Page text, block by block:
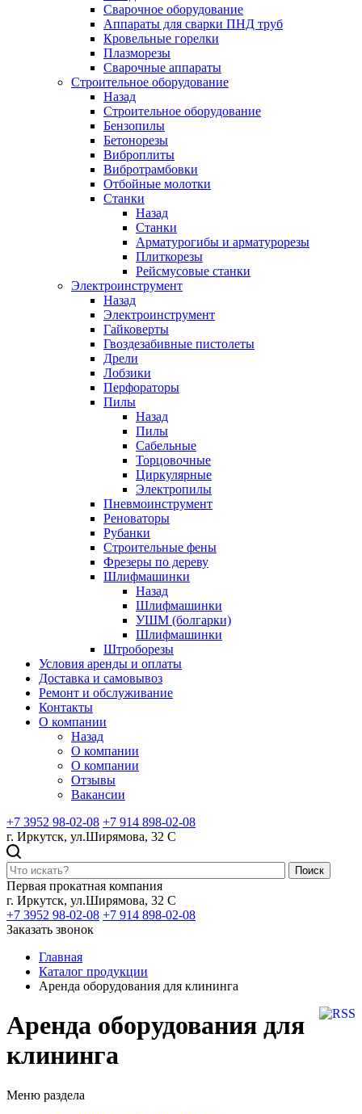
Сварочное оборудование
Аппараты для сварки ПНД труб
Кровельные горелки
Плазморезы
Сварочные аппараты
Строительное оборудование
Назад
Строительное оборудование
Бензопилы
Бетонорезы
Виброплиты
Вибротрамбовки
Отбойные молотки
Станки
Назад
Станки
Арматурогибы и арматурорезы
Плиткорезы
Рейсмусовые станки
Электроинструмент
Назад
Электроинструмент
Гайковерты
Гвоздезабивные пистолеты
Дрели
Лобзики
Перфораторы
Пилы
Назад
Пилы
Сабельные
Торцовочные
Циркулярные
Электропилы
Пневмоинструмент
Реноваторы
Рубанки
Строительные фены
Фрезеры по дереву
Шлифмашинки
Назад
Шлифмашинки
УШМ (болгарки)
Шлифмашинки
Штроборезы
Условия аренды и оплаты
Доставка и самовывоз
Ремонт и обслуживание
Контакты
О компании
Назад
О компании
О компании
Отзывы
Вакансии
+7 3952 98-02-08 +7 914 898-02-08
г. Иркутск, ул.Ширямова, 32 С
Поиск
Первая прокатная компания
г. Иркутск, ул.Ширямова, 32 С
+7 3952 98-02-08 +7 914 898-02-08
Заказать звонок
Главная
Каталог продукции
Аренда оборудования для клининга
Аренда оборудования для
клининга
Меню раздела